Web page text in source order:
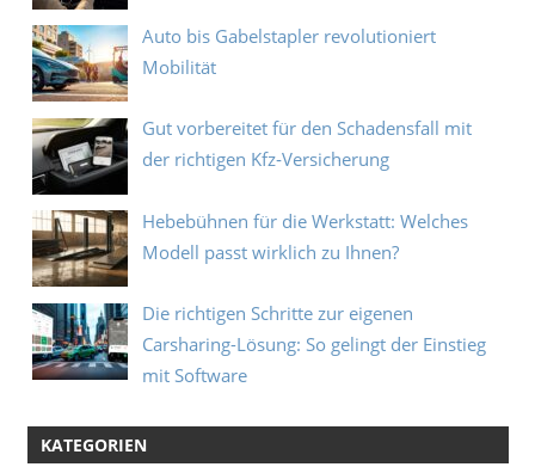
Auto bis Gabelstapler revolutioniert
Mobilität
Gut vorbereitet für den Schadensfall mit
der richtigen Kfz‑Versicherung
Hebebühnen für die Werkstatt: Welches
Modell passt wirklich zu Ihnen?
Die richtigen Schritte zur eigenen
Carsharing-Lösung: So gelingt der Einstieg
mit Software
KATEGORIEN